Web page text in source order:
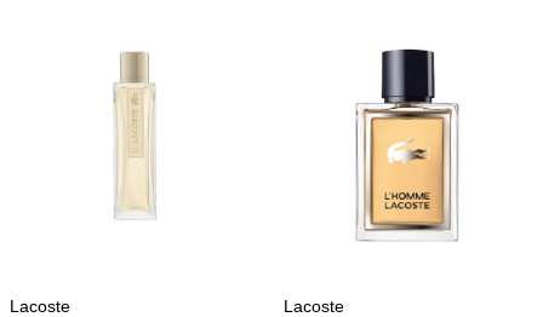
Lacoste
Lacoste